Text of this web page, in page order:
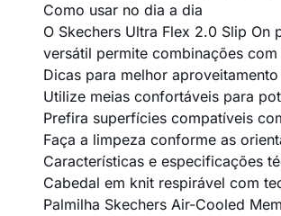
Como usar no dia a dia
O Skechers Ultra Flex 2.0 Slip
versátil permite combinações
Dicas para melhor aproveitamento
Utilize meias confortáveis para
Prefira superfícies compatíveis
Faça a limpeza conforme as
Características e especificações
Cabedal em knit respirável com
Palmilha Skechers Air-Cooled